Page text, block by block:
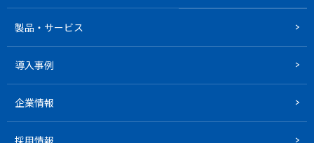
製品・サービス
導入事例
企業情報
採用情報